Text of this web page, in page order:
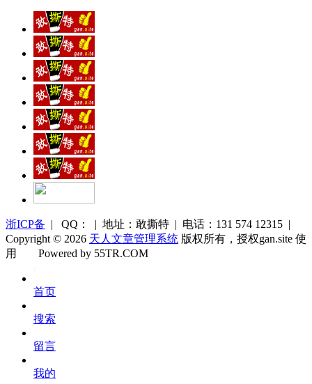
浙ICP备 | QQ： | 地址：敢撕特 | 电话：131 574 12315 |
Copyright © 2026 天人文章管理系统 版权所有，授权gan.site 使
用
库
Powered by 55TR.COM
首页
搜索
留言
我的